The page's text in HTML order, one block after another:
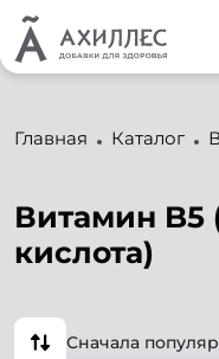
Главная Каталог
Витамин B5
кислота)
Сначала